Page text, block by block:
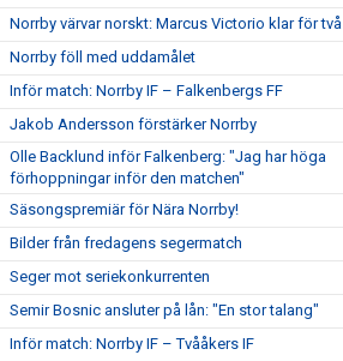
Norrby värvar norskt: Marcus Victorio klar för två
Norrby föll med uddamålet
Inför match: Norrby IF – Falkenbergs FF
Jakob Andersson förstärker Norrby
Olle Backlund inför Falkenberg: "Jag har höga
förhoppningar inför den matchen"
Säsongspremiär för Nära Norrby!
Bilder från fredagens segermatch
Seger mot seriekonkurrenten
Semir Bosnic ansluter på lån: "En stor talang"
Inför match: Norrby IF – Tvååkers IF